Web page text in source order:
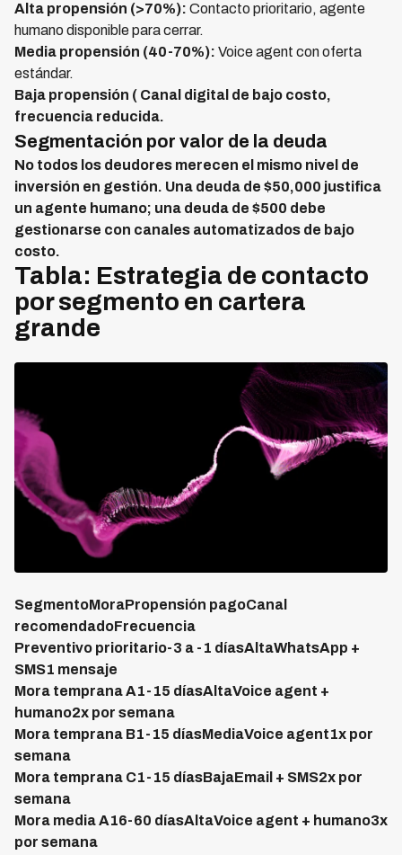
Alta propensión (>70%): Contacto prioritario, agente
humano disponible para cerrar.
Media propensión (40-70%): Voice agent con oferta
estándar.
Baja propensión ( Canal digital de bajo costo,
frecuencia reducida.
Segmentación por valor de la deuda
No todos los deudores merecen el mismo nivel de
inversión en gestión. Una deuda de $50,000 justifica
un agente humano; una deuda de $500 debe
gestionarse con canales automatizados de bajo
costo.
Tabla: Estrategia de contacto
por segmento en cartera
grande
SegmentoMoraPropensión pagoCanal
recomendadoFrecuencia
Preventivo prioritario-3 a -1 díasAltaWhatsApp +
SMS1 mensaje
Mora temprana A1-15 díasAltaVoice agent +
humano2x por semana
Mora temprana B1-15 díasMediaVoice agent1x por
semana
Mora temprana C1-15 díasBajaEmail + SMS2x por
semana
Mora media A16-60 díasAltaVoice agent + humano3x
por semana